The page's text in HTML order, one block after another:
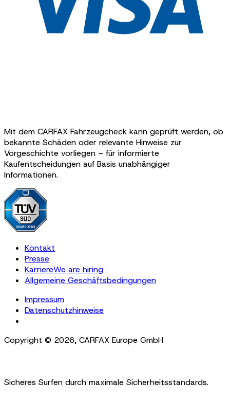
Mit dem CARFAX Fahrzeugcheck kann geprüft werden, ob
bekannte Schäden oder relevante Hinweise zur
Vorgeschichte vorliegen – für informierte
Kaufentscheidungen auf Basis unabhängiger
Informationen.
Kontakt
Presse
KarriereWe are hiring
Allgemeine Geschäftsbedingungen
Impressum
Datenschutzhinweise
Copyright © 2026, CARFAX Europe GmbH
Sicheres Surfen durch maximale Sicherheitsstandards.